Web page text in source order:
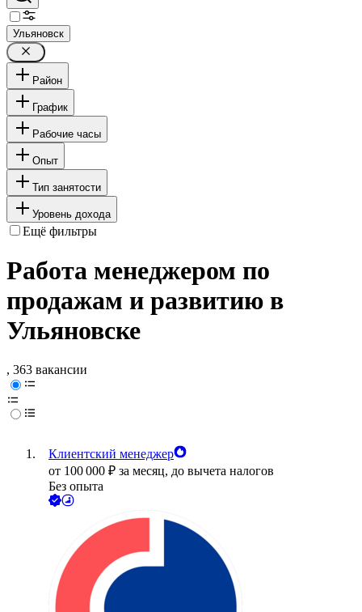
Ульяновск
Район
График
Рабочие часы
Опыт
Тип занятости
Уровень дохода
Ещё фильтры
Работа менеджером по
продажам и развитию в
Ульяновске
, 363 вакансии
Клиентский менеджер
от 100 000 ₽ за месяц, до вычета налогов
Без опыта